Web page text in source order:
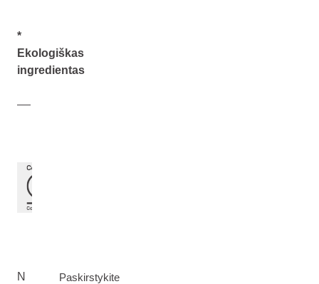
*
Ekologiškas
ingredientas
N
Paskirstykite